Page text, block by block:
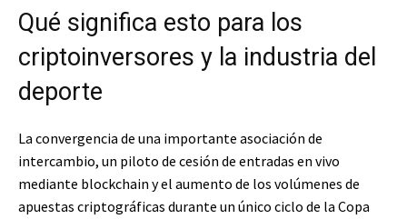
Qué significa esto para los
criptoinversores y la industria del
deporte
La convergencia de una importante asociación de
intercambio, un piloto de cesión de entradas en vivo
mediante blockchain y el aumento de los volúmenes de
apuestas criptográficas durante un único ciclo de la Copa